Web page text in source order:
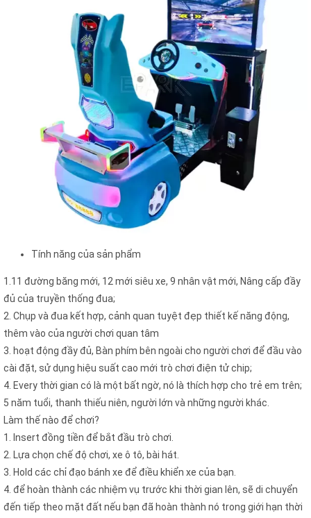
Tính năng của sản phẩm
1.11 đường băng mới, 12 mới siêu xe, 9 nhân vật mới, Nâng cấp đầy
đủ của truyền thống đua;
2. Chụp và đua kết hợp, cảnh quan tuyệt đẹp thiết kế năng động,
thêm vào của người chơi quan tâm
3. hoạt động đầy đủ, Bàn phím bên ngoài cho người chơi để đầu vào
cài đặt, sử dụng hiệu suất cao mới trò chơi điện tử chip;
4. Every thời gian có là một bất ngờ, nó là thích hợp cho trẻ em trên;
5 năm tuổi, thanh thiếu niên, người lớn và những người khác.
Làm thế nào để chơi?
1. Insert đồng tiền để bắt đầu trò chơi.
2. Lựa chọn chế độ chơi, xe ô tô, bài hát.
3. Hold các chỉ đạo bánh xe để điều khiển xe của bạn.
4. để hoàn thành các nhiệm vụ trước khi thời gian lên, sẽ di chuyển
đến tiếp theo mặt đất nếu bạn đã hoàn thành nó trong giới hạn thời